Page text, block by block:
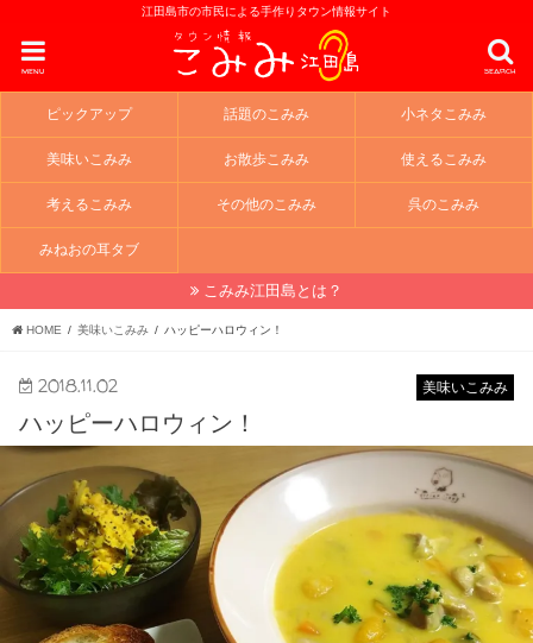
江田島市の市民による手作りタウン情報サイト
search
menu
ピックアップ 話題のこみみ 小ネタこみみ
美味いこみみ お散歩こみみ 使えるこみみ
考えるこみみ その他のこみみ 呉のこみみ
みねおの耳タブ
こみみ江田島とは？
HOME 美味いこみみ ハッピーハロウィン！
美味いこみみ
2018.11.02
ハッピーハロウィン！